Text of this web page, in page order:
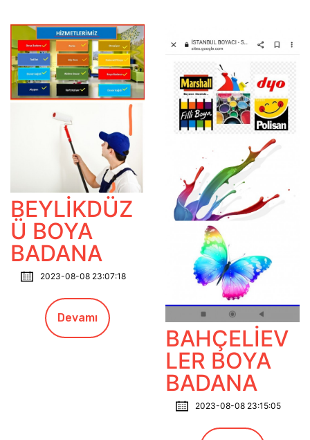
BEYLİKDÜZ
Ü BOYA
BADANA
2023-08-08 23:07:18
Devamı
BAHÇELİEV
LER BOYA
BADANA
2023-08-08 23:15:05